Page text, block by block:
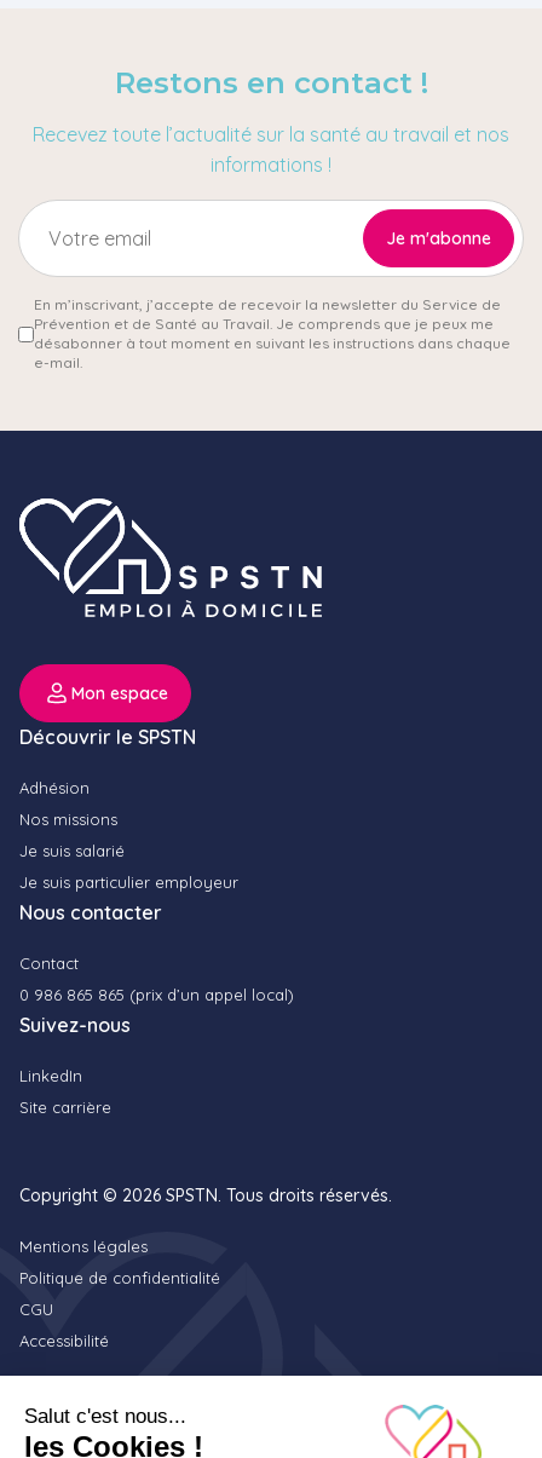
Restons en contact !
Recevez toute l’actualité sur la santé au travail et nos
informations !
En m’inscrivant, j’accepte de recevoir la newsletter du Service de
Prévention et de Santé au Travail. Je comprends que je peux me
désabonner à tout moment en suivant les instructions dans chaque
e-mail.
Mon espace
Découvrir le SPSTN
Adhésion
Nos missions
Je suis salarié
Je suis particulier employeur
Nous contacter
Contact
0 986 865 865 (prix d’un appel local)
Suivez-nous
LinkedIn
Site carrière
Copyright © 2026 SPSTN. Tous droits réservés.
Mentions légales
Politique de confidentialité
CGU
Accessibilité